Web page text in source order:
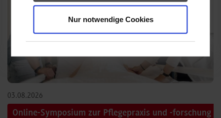
Nur notwendige Cookies
03.08.2026
Online-Symposium zur Pflegepraxis und -forschung